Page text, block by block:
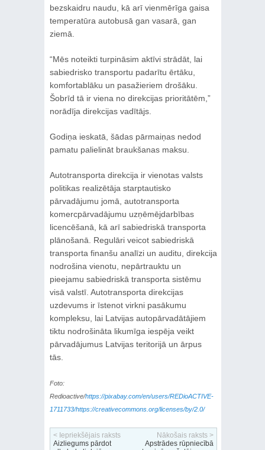
bezskaidru naudu, kā arī vienmērīga gaisa
temperatūra autobusā gan vasarā, gan
ziemā.
“Mēs noteikti turpināsim aktīvi strādāt, lai
sabiedrisko transportu padarītu ērtāku,
komfortablāku un pasažieriem drošāku.
Šobrīd tā ir viena no direkcijas prioritātēm,”
norādīja direkcijas vadītājs.
Godiņa ieskatā, šādas pārmaiņas nedod
pamatu palielināt braukšanas maksu.
Autotransporta direkcija ir vienotas valsts
politikas realizētāja starptautisko
pārvadājumu jomā, autotransporta
komercpārvadājumu uzņēmējdarbības
licencēšanā, kā arī sabiedriskā transporta
plānošanā. Regulāri veicot sabiedriskā
transporta finanšu analīzi un auditu, direkcija
nodrošina vienotu, nepārtrauktu un
pieejamu sabiedriskā transporta sistēmu
visā valstī. Autotransporta direkcijas
uzdevums ir īstenot virkni pasākumu
kompleksu, lai Latvijas autopārvadātājiem
tiktu nodrošināta likumīga iespēja veikt
pārvadājumus Latvijas teritorijā un ārpus
tās.
Foto:
Redioactive/https://pixabay.com/en/users/REDioACTIVE-
1711733/https://creativecommons.org/licenses/by/2.0/
< Iepriekšējais raksts
Aizliegums pārdot
Nākošais raksts >
Apstrādes rūpniecībā